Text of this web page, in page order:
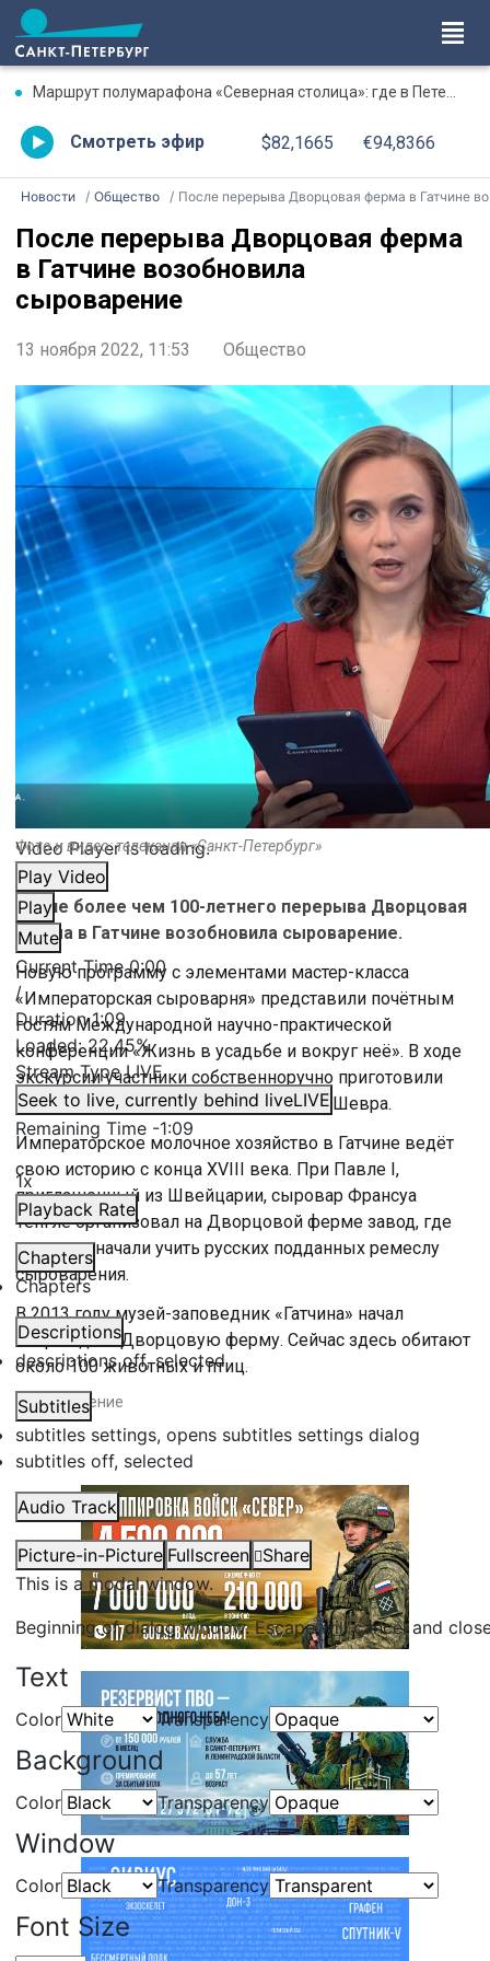
Маршрут полумарафона «Северная столица»: где в Петербурге будут перекрыты дороги 9 августа
Смотреть эфир $82,1665 €94,8366
Новости Общество После перерыва Дворцовая ферма в Гатчине возобновила сыроварение
После перерыва Дворцовая ферма
в Гатчине возобновила
сыроварение
13 ноября 2022, 11:53 Общество
Video Player is loading.
Play Video
Play
Mute
Current Time0:00
/
Duration1:09
Loaded:22.45%
Stream TypeLIVE
Seek to live, currently behind liveLIVE
Remaining Time -1:09
1x
Playback Rate
Chapters
Chapters
Descriptions
descriptions off, selected
Subtitles
subtitles settings, opens subtitles settings dialog
subtitles off, selected
Audio Track
Picture-in-Picture Fullscreen
Share
This is a modal window.
Beginning of dialog window. Escape will cancel and
Text
Color Transparency
Background
Color Transparency
Window
Color Transparency
Font Size
Фото и видео: телеканал «Санкт-Петербург»
После более чем 100-летнего перерыва Дворцовая
ферма в Гатчине возобновила сыроварение.
Новую программу с элементами мастер-класса
«Императорская сыроварня» представили почётным
гостям Международной научно-практической
конференции «Жизнь в усадьбе и вокруг неё». В ходе
экскурсии участники собственноручно приготовили
свои вариации французского козьего Шевра.
Императорское молочное хозяйство в Гатчине ведёт
свою историю с конца XVIII века. При Павле I,
приглашенный из Швейцарии, сыровар Франсуа
Тенгле организовал на Дворцовой ферме завод, где
впервые начали учить русских подданных ремеслу
сыроварения.
В 2013 году музей-заповедник «Гатчина» начал
возрождать Дворцовую ферму. Сейчас здесь обитают
около 100 животных и птиц.
#сыроварение